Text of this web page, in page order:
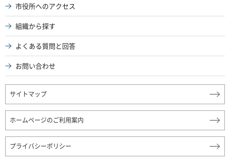
市役所へのアクセス
組織から探す
よくある質問と回答
お問い合わせ
サイトマップ
ホームページのご利用案内
プライバシーポリシー